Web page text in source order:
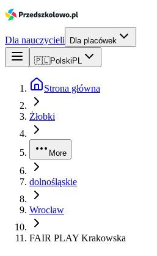
Dla nauczycieli Dla placówek
🇵🇱Polski PL
Strona główna
Żłobki
More
dolnośląskie
Wrocław
FAIR PLAY Krakowska